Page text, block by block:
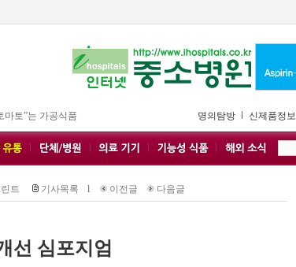
마토”는 가공식품 명의탐방 신제품정보
트 기사목록 l 이전글 다음글
선 심포지엄